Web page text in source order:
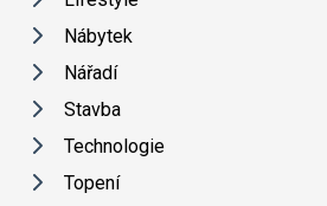
Nábytek
Nářadí
Stavba
Technologie
Topení